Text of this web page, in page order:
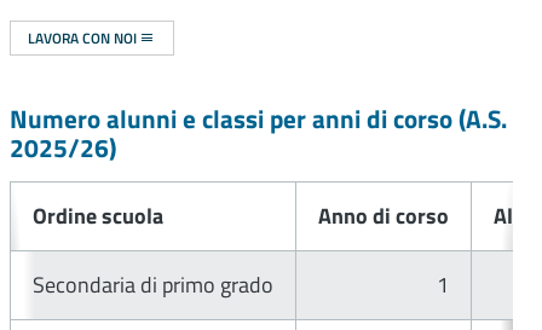
LAVORA CON NOI
Numero alunni e classi per anni di corso (A.S.
2025/26)
Ordine scuola Anno di corso
Secondaria di primo grado 1